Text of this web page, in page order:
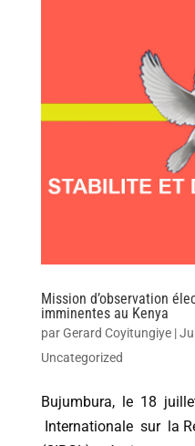
Mission d’observation
imminentes au Kenya
parGerard Coyitungiye|
Uncategorized
Bujumbura, le 18
Internationale sur la